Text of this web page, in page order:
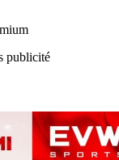
publicité